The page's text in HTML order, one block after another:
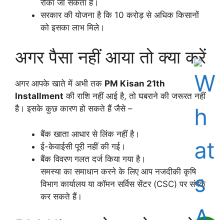
रोका जा सकता है।
सरकार की योजना है कि 10 करोड़ से अधिक किसानों
को इसका लाभ मिले।
अगर पैसा नहीं आया तो क्या करें
अगर आपके खाते में अभी तक PM Kisan 21th
Installment की राशि नहीं आई है, तो घबराने की जरूरत नहीं
है। इसके कुछ कारण हो सकते हैं जैसे –
बैंक खाता आधार से लिंक नहीं है।
ई-केवाईसी पूरी नहीं की गई।
बैंक विवरण गलत दर्ज किया गया है।
समस्या का समाधान करने के लिए आप नजदीकी कृषि
विभाग कार्यालय या कॉमन सर्विस सेंटर (CSC) पर संपर्क
कर सकते हैं।